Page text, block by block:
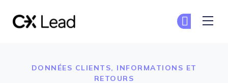
DONNÉES CLIENTS, INFORMATIONS ET
RETOURS